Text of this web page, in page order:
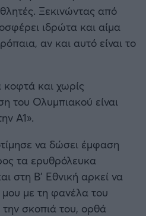
Ξεκινώντας από
ιδρώτα και αίμα
αν και αυτό είναι το
και χωρίς
του Ολυμπιακού είναι
Α1».
να δώσει έμφαση
τα ερυθρόλευκα
στη Β’ Εθνική αρκεί να
με τη φανέλα του
σκοπιά του, ορθά